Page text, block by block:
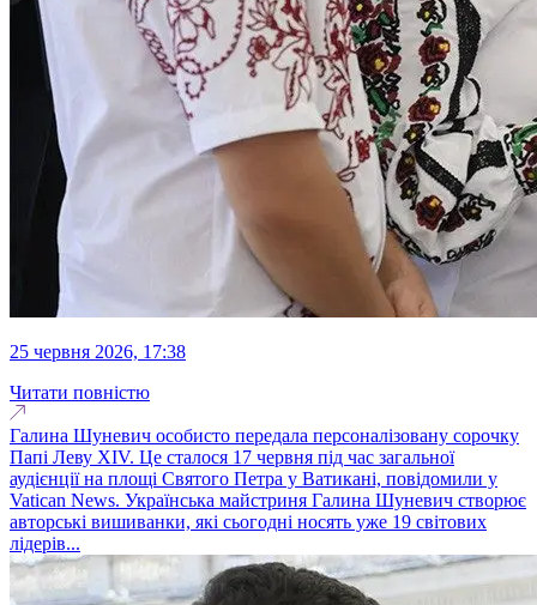
25 червня 2026, 17:38
Читати повністю
Галина Шуневич особисто передала персоналізовану сорочку
Папі Леву XIV. Це сталося 17 червня під час загальної
аудієнції на площі Святого Петра у Ватикані, повідомили у
Vatican News. Українська майстриня Галина Шуневич створює
авторські вишиванки, які сьогодні носять уже 19 світових
лідерів...